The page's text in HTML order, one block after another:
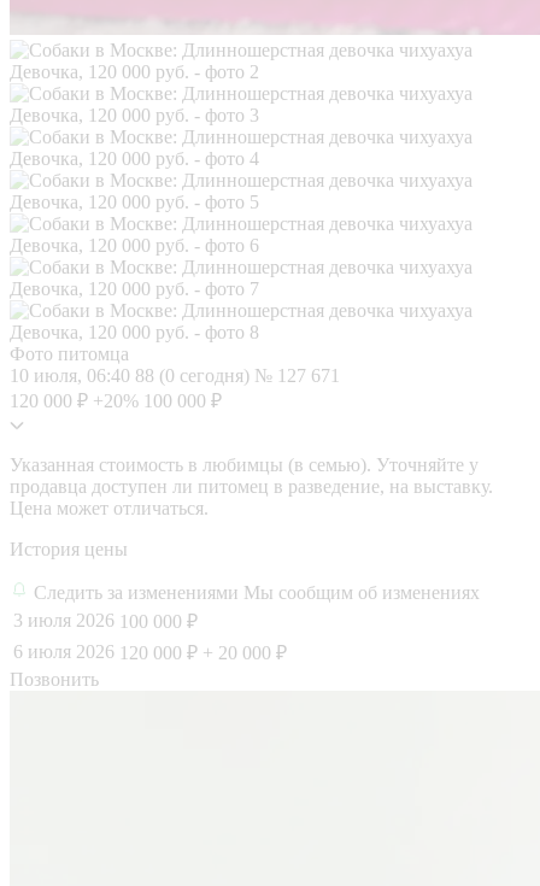
Фото питомца
10 июля, 06:40 88 (0 сегодня) № 127 671
120 000 ₽ +20% 100 000 ₽
Указанная стоимость в любимцы (в семью). Уточняйте у
продавца доступен ли питомец в разведение, на выставку.
Цена может отличаться.
История цены
Следить за изменениями Мы сообщим об изменениях
3 июля 2026 100 000 ₽
6 июля 2026 120 000 ₽ + 20 000 ₽
Позвонить